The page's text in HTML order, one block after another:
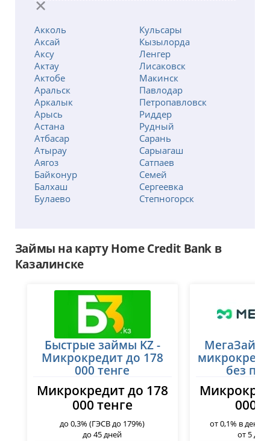
Акколь
Аксай
Аксу
Актау
Актобе
Аральск
Аркалык
Арысь
Астана
Атбасар
Атырау
Аягоз
Байконур
Балхаш
Булаево
Жанатас
Жаркент
Жезказган
Житикара
Зыряновск
Казалинск
Кандыагаш
Караганда
Каратау
Костанай
Кульсары
Кызылорда
Ленгер
Лисаковск
Макинск
Павлодар
Петропавловск
Риддер
Рудный
Сарань
Сарыагаш
Сатпаев
Семей
Сергеевка
Степногорск
Туркестан
Уштобе
Шардара
Шахтинск
Шымкент
Займы на карту Home Credit Bank в
Казалинске
Быстрые займы KZ -
Микрокредит до 178
000 тенге
Микрокредит до 178
000 тенге
до 0,3% (ГЭСВ до 179%)
до 45 дней
МегаЗайм
без
000
от 0,1% в день
от 5 до